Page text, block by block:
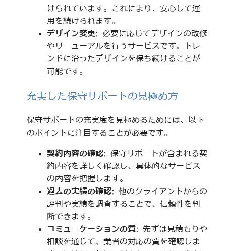
けられています。これにより、安心して運
用を続けられます。
デザイン変更: 必要に応じてデザインの改修
やリニューアルを行うサービスです。トレ
ンドに沿ったデザインを保ち続けることが
可能です。
充実した保守サポートの見極め方
保守サポートの充実度を見極めるためには、以下
のポイントに注目することが必要です。
契約内容の確認: 保守サポートが含まれる契
約内容を詳しく確認し、具体的なサービス
の内容を把握します。
過去の実績の確認: 他のクライアントからの
評判や実績を調査することで、信頼性を判
断できます。
コミュニケーションの質: 先ずは見積もりや
相談を通じて、業者の対応の質を確認しま